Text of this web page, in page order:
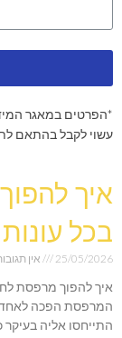
*הפרטים במאגר
עשוי לקבל בהתאם
איך
בכל
25/05/2026 אין
איך להפוך מרפסת
המרפסת הפכה לאחד
התייחסו אליה